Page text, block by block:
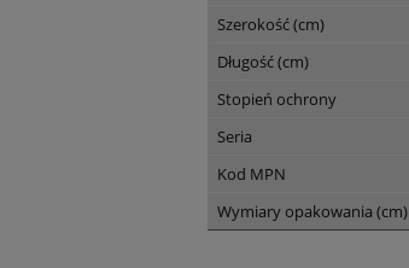
Szerokość (cm)
Długość (cm)
Stopień ochrony
Seria
Kod MPN
Wymiary opakowania (cm)